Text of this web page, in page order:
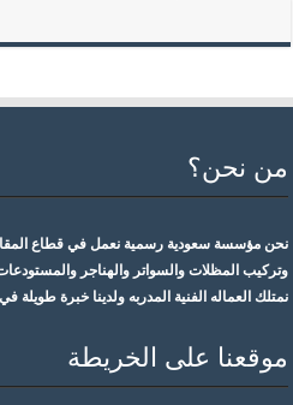
من نحن؟
نحن مؤسسة سعودية رسمية نعمل في قطاع
وتركيب المظلات والسواتر والهناجر
نمتلك العماله الفنية المدربه ولدينا خبرة طويلة
موقعنا على الخريطة